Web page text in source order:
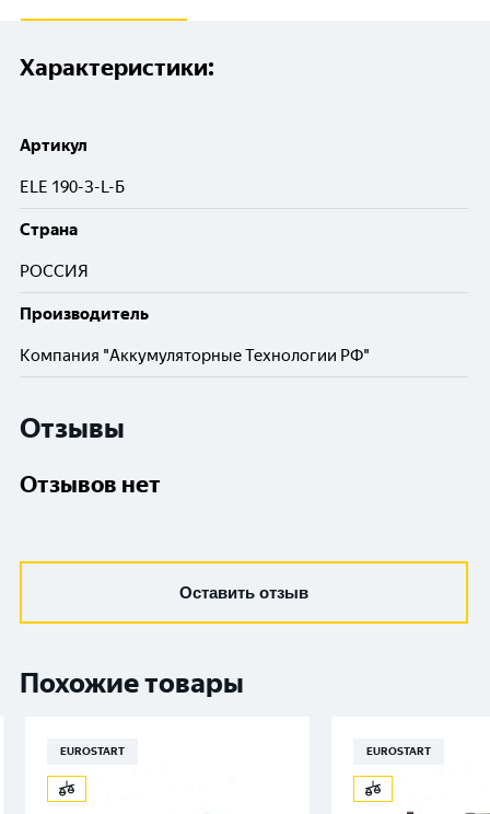
Характеристики:
Артикул
ЕLE 190-З-L-Б
Cтрана
РОССИЯ
Производитель
Компания "Аккумуляторные Технологии РФ"
Отзывы
Отзывов нет
Оставить отзыв
Похожие товары
EUROSTART EUROSTART